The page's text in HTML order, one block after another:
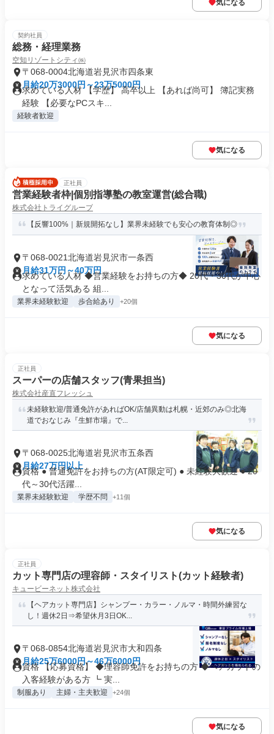
気になる
契約社員
総務・経理業務
空知リゾートシティ㈱
〒068-0004北海道岩見沢市四条東
月給20万3000円～23万5000円
求めている人材 【学歴】 高卒以上 【あれば尚可】 簿記実務
経験 【必要なPCスキ...
経験者歓迎
気になる
正社員
営業経験者枠|個別指導塾の教室運営(総合職)
株式会社トライグループ
【反響100%｜新規開拓なし】業界未経験でも安心の教育体制◎
〒068-0021北海道岩見沢市一条西
月給31万円～40万円
求めている人材 ◆営業経験をお持ちの方◆ 20代・30代が中心
となって活気ある 組...
業界未経験歓迎 歩合給あり +20個
気になる
正社員
スーパーの店舗スタッフ(青果担当)
株式会社産直フレッシュ
未経験歓迎/普通免許があればOK/店舗異動は札幌・近郊のみ◎北海
道でおなじみ『生鮮市場』で...
〒068-0025北海道岩見沢市五条西
月給27万円以上
資格 ● 普通免許をお持ちの方(AT限定可) ● 未経験大歓迎 ● 20
代～30代活躍...
業界未経験歓迎 学歴不問 +11個
気になる
正社員
カット専門店の理容師・スタイリスト(カット経験者)
キュービーネット株式会社
【ヘアカット専門店】シャンプー・カラー・ノルマ・時間外練習な
し！週休2日⇒希望休月3日OK...
〒068-0854北海道岩見沢市大和四条
月給25万6000円～46万6000円
資格 【応募資格】 ◆理容師免許をお持ちの方 ◆ヘアカットの
入客経験がある方 ┗ 実...
制服あり 主婦・主夫歓迎 +24個
気になる